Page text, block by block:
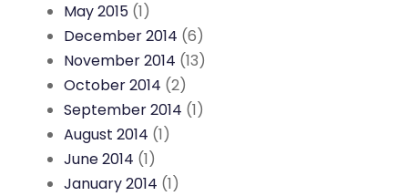
May 2015 (1)
December 2014 (6)
November 2014 (13)
October 2014 (2)
September 2014 (1)
August 2014 (1)
June 2014 (1)
January 2014 (1)